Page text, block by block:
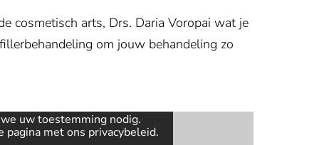
cosmetisch arts, Drs. Daria Voropai wat je
om jouw behandeling zo
uw toestemming nodig.
pagina met ons privacybeleid.